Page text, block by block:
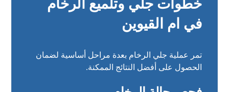
خطوات جلي وتلميع الرخام
في ام القيوين
تمر عملية جلي الرخام بعدة مراحل أساسية لضمان
الحصول على أفضل النتائج الممكنة.